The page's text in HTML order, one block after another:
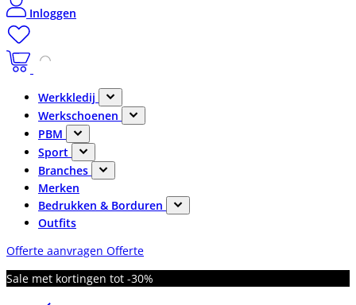
Inloggen
Werkkledij
Werkschoenen
PBM
Sport
Branches
Merken
Bedrukken & Borduren
Outfits
Offerte aanvragen Offerte
Sale met kortingen tot -30%